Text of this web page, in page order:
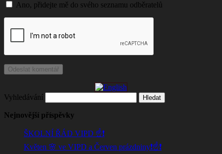
Ano, přidejte mě do svého seznamu odběratelů
Vyhledávání
Nejnovější příspěvky
ŠKOLNÍ ŘÁD VIPD ☝️❗
Květen 🌸 ve VIPD a Červen prázdniny❗☝️❗